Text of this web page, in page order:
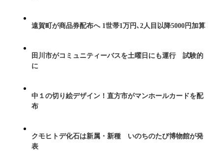
遠賀町が商品券配布へ 1世帯1万円､2人目以降5000円加算
田川市がコミュニティーバスを土曜日にも運行 試験的
に
中１の切り絵デザイン！直方市がマンホールカードを配
布
クモヒトデ化石は新属・新種 いのちのたび博物館が発
表